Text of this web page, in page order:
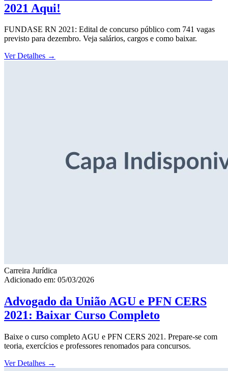
2021 Aqui!
FUNDASE RN 2021: Edital de concurso público com 741 vagas
previsto para dezembro. Veja salários, cargos e como baixar.
Ver Detalhes →
Carreira Jurídica
Adicionado em: 05/03/2026
Advogado da União AGU e PFN CERS
2021: Baixar Curso Completo
Baixe o curso completo AGU e PFN CERS 2021. Prepare-se com
teoria, exercícios e professores renomados para concursos.
Ver Detalhes →